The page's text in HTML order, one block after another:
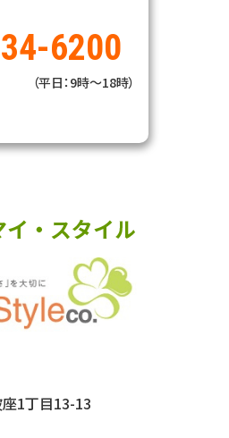
6200
（平日：9時～18時）
1丁目13-13